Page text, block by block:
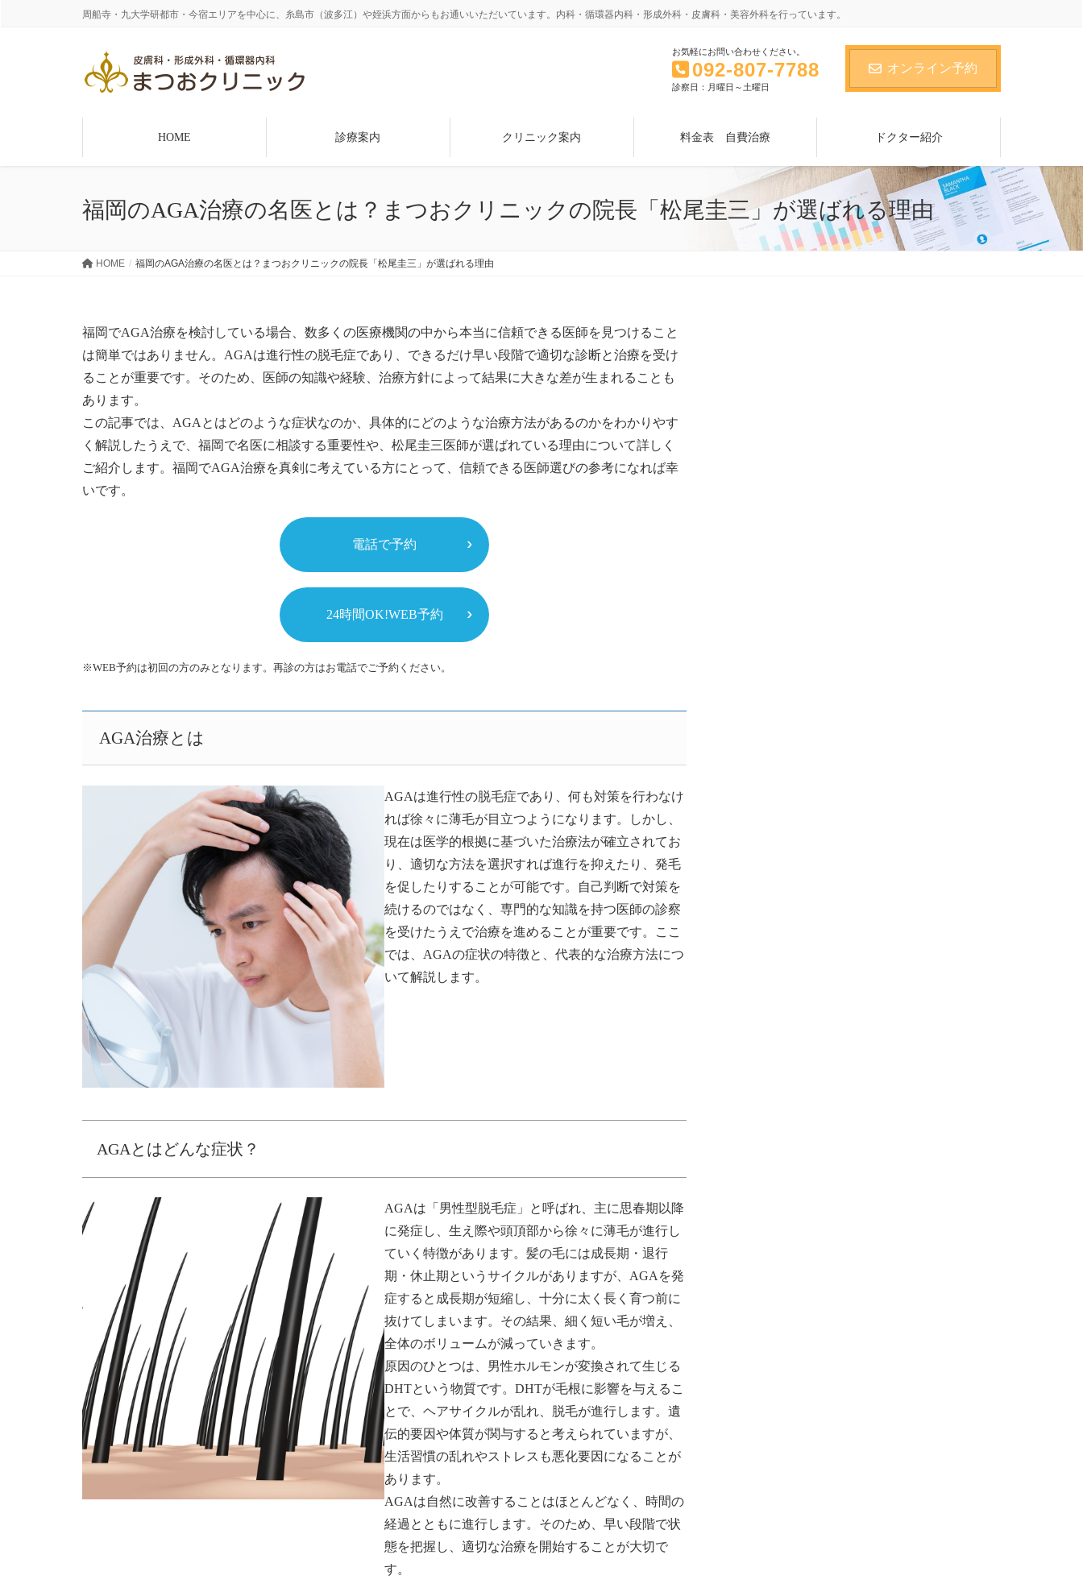
周船寺・九大学研都市・今宿エリアを中心に、糸島市（波多江）や姪浜方面からもお通いいただいています。内科・循環器内科・形成外科・皮膚科・美容外科を行っています。
お気軽にお問い合わせください。
092-807-7788
診察日：月曜日～土曜日
オンライン予約
HOME 診療案内 クリニック案内 料金表 自費治療 ドクター紹介
福岡のAGA治療の名医とは？まつおクリニックの院長「松尾圭三」が選ばれる理由
HOME 福岡のAGA治療の名医とは？まつおクリニックの院長「松尾圭三」が選ばれる理由
福岡でAGA治療を検討している場合、数多くの医療機関の中から本当に信頼できる医師を見つけること
は簡単ではありません。AGAは進行性の脱毛症であり、できるだけ早い段階で適切な診断と治療を受け
ることが重要です。そのため、医師の知識や経験、治療方針によって結果に大きな差が生まれることも
あります。
この記事では、AGAとはどのような症状なのか、具体的にどのような治療方法があるのかをわかりやす
く解説したうえで、福岡で名医に相談する重要性や、松尾圭三医師が選ばれている理由について詳しく
ご紹介します。福岡でAGA治療を真剣に考えている方にとって、信頼できる医師選びの参考になれば幸
いです。
電話で予約
24時間OK!WEB予約
※WEB予約は初回の方のみとなります。再診の方はお電話でご予約ください。
AGA治療とは
AGAは進行性の脱毛症であり、何も対策を行わなけ
れば徐々に薄毛が目立つようになります。しかし、
現在は医学的根拠に基づいた治療法が確立されてお
り、適切な方法を選択すれば進行を抑えたり、発毛
を促したりすることが可能です。自己判断で対策を
続けるのではなく、専門的な知識を持つ医師の診察
を受けたうえで治療を進めることが重要です。ここ
では、AGAの症状の特徴と、代表的な治療方法につ
いて解説します。
AGAとはどんな症状？
AGAは「男性型脱毛症」と呼ばれ、主に思春期以降
に発症し、生え際や頭頂部から徐々に薄毛が進行し
ていく特徴があります。髪の毛には成長期・退行
期・休止期というサイクルがありますが、AGAを発
症すると成長期が短縮し、十分に太く長く育つ前に
抜けてしまいます。その結果、細く短い毛が増え、
全体のボリュームが減っていきます。
原因のひとつは、男性ホルモンが変換されて生じる
DHTという物質です。DHTが毛根に影響を与えるこ
とで、ヘアサイクルが乱れ、脱毛が進行します。遺
伝的要因や体質が関与すると考えられていますが、
生活習慣の乱れやストレスも悪化要因になることが
あります。
AGAは自然に改善することはほとんどなく、時間の
経過とともに進行します。そのため、早い段階で状
態を把握し、適切な治療を開始することが大切で
す。